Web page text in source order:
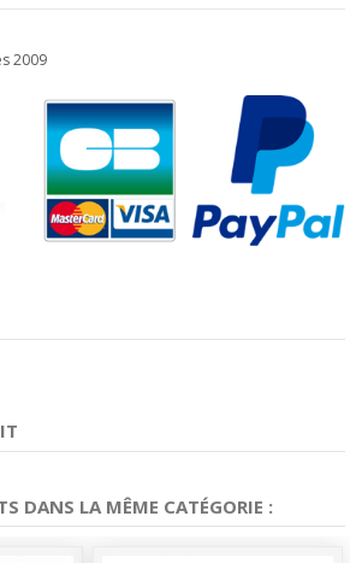
2009
DANS LA MÊME CATÉGORIE :